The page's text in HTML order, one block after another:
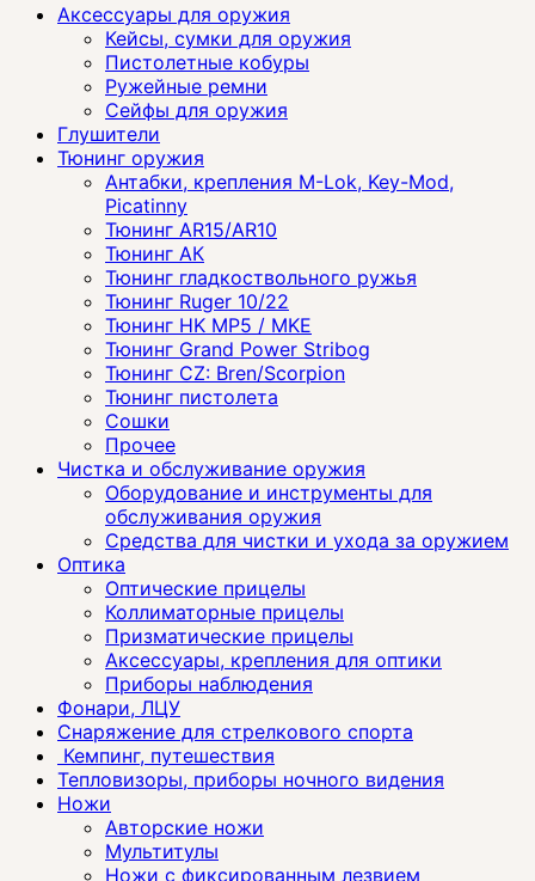
Аксессуары для оружия
Кейсы, сумки для оружия
Пистолетные кобуры
Ружейные ремни
Сейфы для оружия
Глушители
Тюнинг оружия
Антабки, крепления M-Lok, Key-Mod,
Picatinny
Тюнинг AR15/AR10
Тюнинг АК
Тюнинг гладкоствольного ружья
Тюнинг Ruger 10/22
Тюнинг HK MP5 / MKE
Тюнинг Grand Power Stribog
Тюнинг CZ: Bren/Scorpion
Тюнинг пистолета
Сошки
Прочее
Чистка и обслуживание оружия
Оборудование и инструменты для
обслуживания оружия
Средства для чистки и ухода за оружием
Оптика
Оптические прицелы
Коллиматорные прицелы
Призматические прицелы
Аксессуары, крепления для оптики
Приборы наблюдения
Фонари, ЛЦУ
Снаряжение для стрелкового спорта
Кемпинг, путешествия
Тепловизоры, приборы ночного видения
Ножи
Авторские ножи
Мультитулы
Ножи с фиксированным лезвием